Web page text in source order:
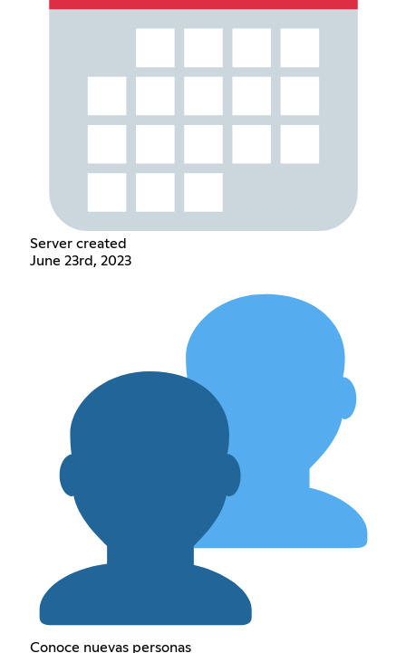
Server created
June 23rd, 2023
Conoce nuevas personas